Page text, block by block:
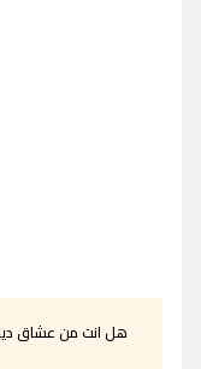
هل انت من عشاق